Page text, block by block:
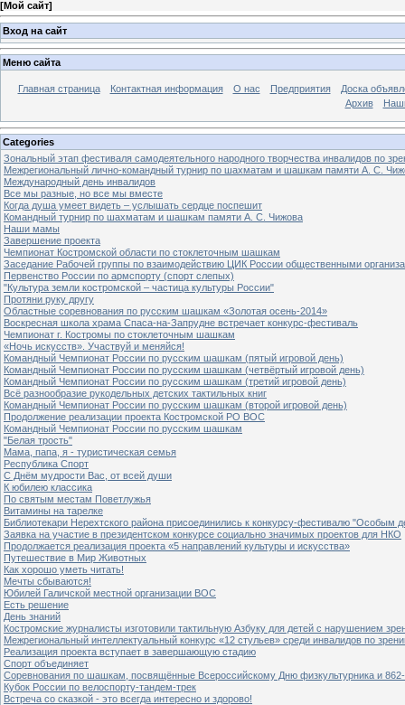
[Мой сайт]
Вход на сайт
Меню сайта
Главная страница Контактная информация О нас Предприятия
Доска
Архив
Categories
Зональный этап фестиваля самодеятельного народного творчества инвалидов по
Межрегиональный лично-командный турнир по шахматам и шашкам памяти А. С.
Международный день инвалидов
Все мы разные, но все мы вместе
Когда душа умеет видеть – услышать сердце поспешит
Командный турнир по шахматам и шашкам памяти А. С. Чижова
Наши мамы
Завершение проекта
Чемпионат Костромской области по стоклеточным шашкам
Заседание Рабочей группы по взаимодействию ЦИК России общественными
Первенство России по армспорту (спорт слепых)
"Культура земли костромской – частица культуры России"
Протяни руку другу
Областные соревнования по русским шашкам «Золотая осень-2014»
Воскресная школа храма Спаса-на-Запрудне встречает конкурс-фестиваль
Чемпионат г. Костромы по стоклеточным шашкам
«Ночь искусств». Участвуй и меняйся!
Командный Чемпионат России по русским шашкам (пятый игровой день)
Командный Чемпионат России по русским шашкам (четвёртый игровой день)
Командный Чемпионат России по русским шашкам (третий игровой день)
Всё разнообразие рукодельных детских тактильных книг
Командный Чемпионат России по русским шашкам (второй игровой день)
Продолжение реализации проекта Костромской РО ВОС
Командный Чемпионат России по русским шашкам
"Белая трость"
Мама, папа, я - туристическая семья
Республика Спорт
С Днём мудрости Вас, от всей души
К юбилею классика
По святым местам Поветлужья
Витамины на тарелке
Библиотекари Нерехтского района присоединились к конкурсу-фестивалю "Особым
Заявка на участие в президентском конкурсе социально значимых проектов для НКО
Продолжается реализация проекта «5 направлений культуры и искусства»
Путешествие в Мир Животных
Как хорошо уметь читать!
Мечты сбываются!
Юбилей Галичской местной организации ВОС
Есть решение
День знаний
Костромские журналисты изготовили тактильную Азбуку для детей с нарушением
Межрегиональный интеллектуальный конкурс «12 стульев» среди инвалидов по
Реализация проекта вступает в завершающую стадию
Спорт объединяет
Соревнования по шашкам, посвящённые Всероссийскому Дню физкультурника и
Кубок России по велоспорту-тандем-трек
Встреча со сказкой - это всегда интересно и здорово!